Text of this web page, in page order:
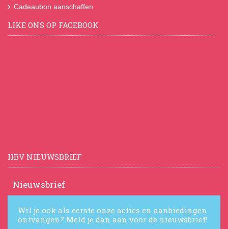
Cadeaubon aanschaffen
LIKE ONS OP FACEBOOK
HBV NIEUWSBRIEF
Nieuwsbrief
Wil je ook als eerste onze acties en aanbiedingen
ontvangen? Meld je dan aan voor de nieuwsbrief!